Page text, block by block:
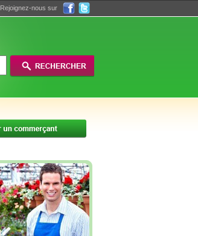
Rejoignez-nous sur